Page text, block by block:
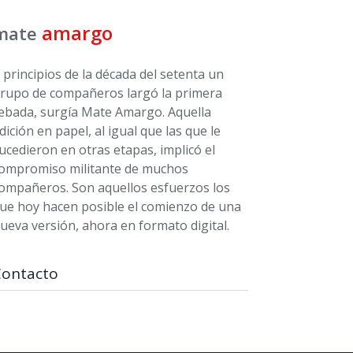
amargo
principios de la década del setenta un
de compañeros largó la primera
surgía Mate Amargo. Aquella
en papel, al igual que las que le
en otras etapas, implicó el
militante de muchos
Son aquellos esfuerzos los
hoy hacen posible el comienzo de una
versión, ahora en formato digital.